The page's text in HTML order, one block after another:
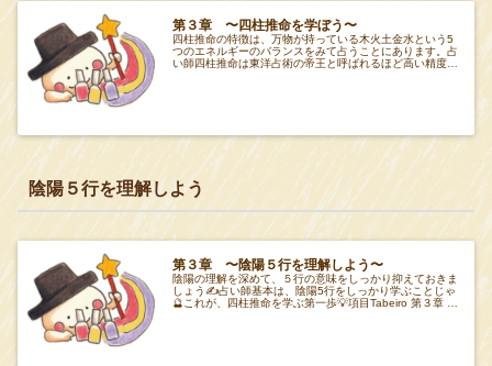
第３章 〜四柱推命を学ぼう〜
四柱推命の特徴は、万物が持っている木火土金水という5
つのエネルギーのバランスをみて占うことにあります。占
い師四柱推命は東洋占術の帝王と呼ばれるほど高い精度が
陰陽５行を理解しよう
第３章 〜陰陽５行を理解しよう〜
陰陽の理解を深めて、５行の意味をしっかり抑えておきま
しょう✍️占い師基本は、陰陽5行をしっかり学ぶことじゃ
🔮これが、四柱推命を学ぶ第一歩💡項目Tabeiro 第３章 項